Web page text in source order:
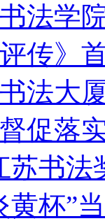
法学
评传》
法大
促落
苏书
黄杯”